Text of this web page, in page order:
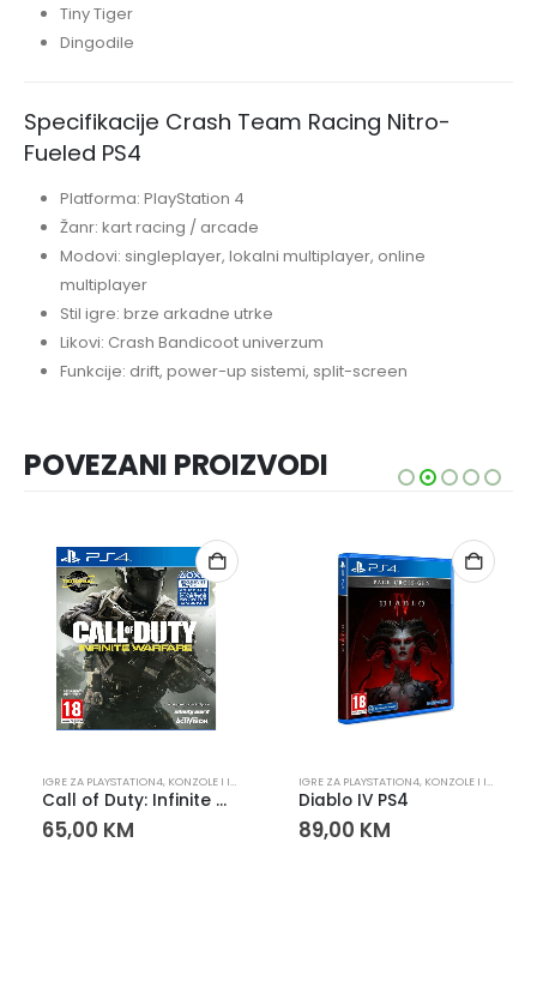
Tiny Tiger
Dingodile
Specifikacije Crash Team Racing Nitro-
Fueled PS4
Platforma: PlayStation 4
Žanr: kart racing / arcade
Modovi: singleplayer, lokalni multiplayer, online
multiplayer
Stil igre: brze arkadne utrke
Likovi: Crash Bandicoot univerzum
Funkcije: drift, power-up sistemi, split-screen
POVEZANI PROIZVODI
PLAYSTATIONIGRE ZA PLAYSTATION4, KONZOLE I IGRE PLAYSTATION
Call of Duty: Infinite Warfare PS4 – Igra za PlayStation 4
65,00 KM
IGRE ZA PLAYSTATION4, KONZOLE I IGRE
Diablo IV PS4
89,00 KM